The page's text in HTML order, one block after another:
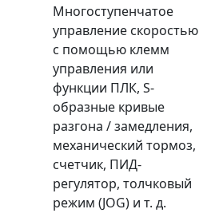
Многоступенчатое
управление скоростью
с помощью клемм
управления или
функции ПЛК, S-
образные кривые
разгона / замедления,
механический тормоз,
счетчик, ПИД-
регулятор, толчковый
режим (JOG) и т. д.